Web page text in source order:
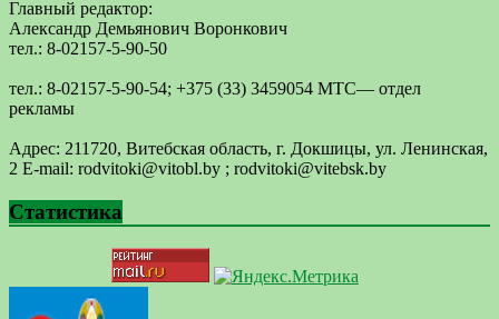
Главный редактор:
Александр Демьянович Воронкович
тел.: 8-02157-5-90-50
тел.: 8-02157-5-90-54; +375 (33) 3459054 МТС— отдел
рекламы
Адрес: 211720, Витебская область, г. Докшицы, ул. Ленинская,
2 E-mail: ​rodvitoki@​​vitobl​.by ; rodvitoki@vitebsk.by
Статистика